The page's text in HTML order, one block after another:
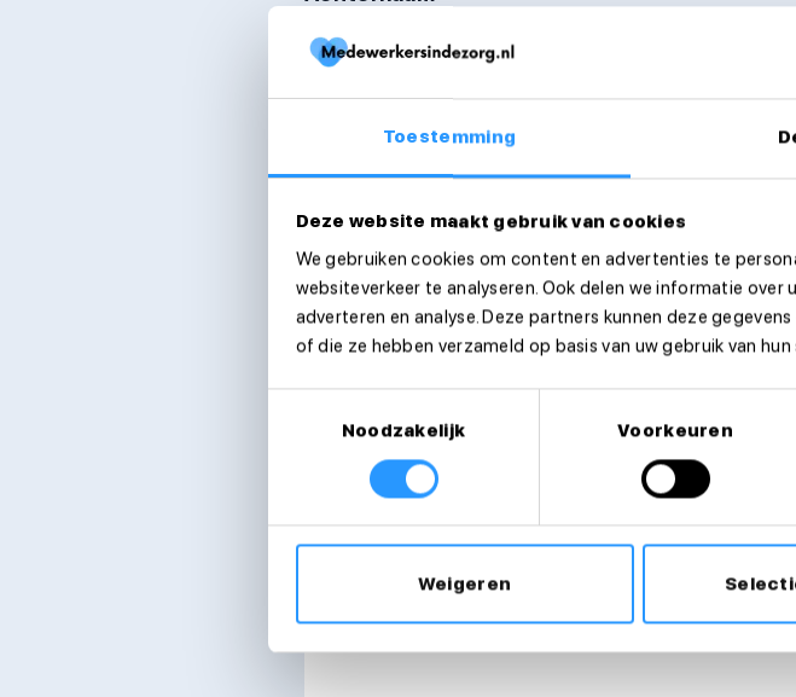
Toestemming
Deze website maakt gebruik van cookies
We gebruiken cookies om content en advertenties te
websiteverkeer te analyseren. Ook delen we informatie
adverteren en analyse. Deze partners kunnen deze
of die ze hebben verzameld op basis van uw gebruik van hun
Noodzakelijk
Voorkeuren
Weigeren
Telefoonnummer*
Woonplaats*
Dienstverband